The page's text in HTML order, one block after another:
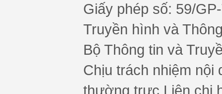
Giấy phép số: 59/
Truyền hình và
Bộ Thông tin và
Chịu trách nhiệm nội
thường trực Liên chi